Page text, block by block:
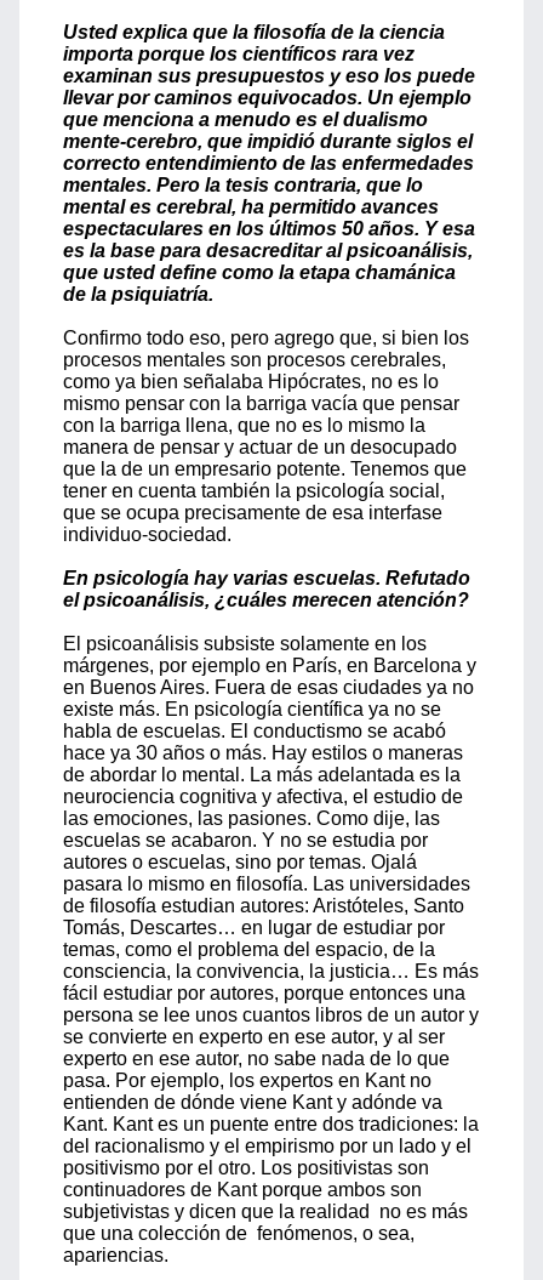
Usted explica que la filosofía de la ciencia
importa porque los científicos rara vez
examinan sus presupuestos y eso los puede
llevar por caminos equivocados. Un ejemplo
que menciona a menudo es el dualismo
mente-cerebro, que impidió durante siglos el
correcto entendimiento de las enfermedades
mentales. Pero la tesis contraria, que lo
mental es cerebral, ha permitido avances
espectaculares en los últimos 50 años. Y esa
es la base para desacreditar al psicoanálisis,
que usted define como la etapa chamánica
de la psiquiatría.
Confirmo todo eso, pero agrego que, si bien los
procesos mentales son procesos cerebrales,
como ya bien señalaba Hipócrates, no es lo
mismo pensar con la barriga vacía que pensar
con la barriga llena, que no es lo mismo la
manera de pensar y actuar de un desocupado
que la de un empresario potente. Tenemos que
tener en cuenta también la psicología social,
que se ocupa precisamente de esa interfase
individuo-sociedad.
En psicología hay varias escuelas. Refutado
el psicoanálisis, ¿cuáles merecen atención?
El psicoanálisis subsiste solamente en los
márgenes, por ejemplo en París, en Barcelona y
en Buenos Aires. Fuera de esas ciudades ya no
existe más. En psicología científica ya no se
habla de escuelas. El conductismo se acabó
hace ya 30 años o más. Hay estilos o maneras
de abordar lo mental. La más adelantada es la
neurociencia cognitiva y afectiva, el estudio de
las emociones, las pasiones. Como dije, las
escuelas se acabaron. Y no se estudia por
autores o escuelas, sino por temas. Ojalá
pasara lo mismo en filosofía. Las universidades
de filosofía estudian autores: Aristóteles, Santo
Tomás, Descartes… en lugar de estudiar por
temas, como el problema del espacio, de la
consciencia, la convivencia, la justicia… Es más
fácil estudiar por autores, porque entonces una
persona se lee unos cuantos libros de un autor y
se convierte en experto en ese autor, y al ser
experto en ese autor, no sabe nada de lo que
pasa. Por ejemplo, los expertos en Kant no
entienden de dónde viene Kant y adónde va
Kant. Kant es un puente entre dos tradiciones: la
del racionalismo y el empirismo por un lado y el
positivismo por el otro. Los positivistas son
continuadores de Kant porque ambos son
subjetivistas y dicen que la realidad no es más
que una colección de fenómenos, o sea,
apariencias.